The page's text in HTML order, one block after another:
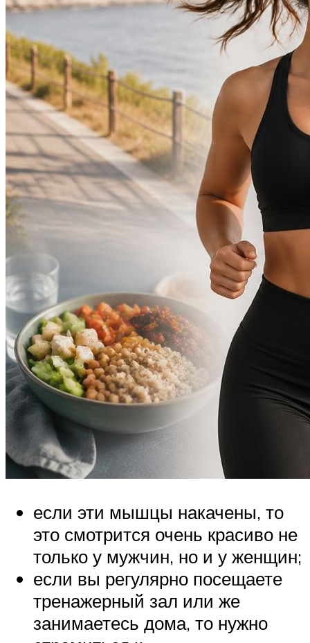
если эти мышцы накачены, то
это смотрится очень красиво не
только у мужчин, но и у женщин;
если вы регулярно посещаете
тренажерный зал или же
занимаетесь дома, то нужно